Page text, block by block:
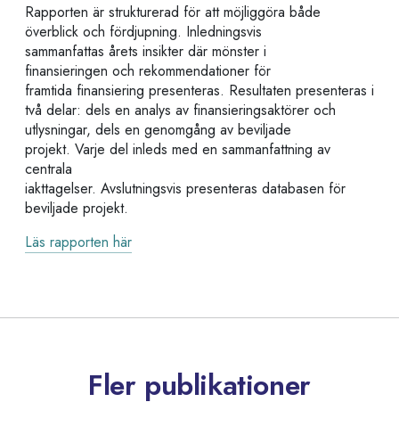
Rapporten är strukturerad för att möjliggöra både
överblick och fördjupning. Inledningsvis
sammanfattas årets insikter där mönster i
finansieringen och rekommendationer för
framtida finansiering presenteras. Resultaten presenteras i
två delar: dels en analys av finansieringsaktörer och
utlysningar, dels en genomgång av beviljade
projekt. Varje del inleds med en sammanfattning av
centrala
iakttagelser. Avslutningsvis presenteras databasen för
beviljade projekt.
Läs rapporten här
Fler publikationer